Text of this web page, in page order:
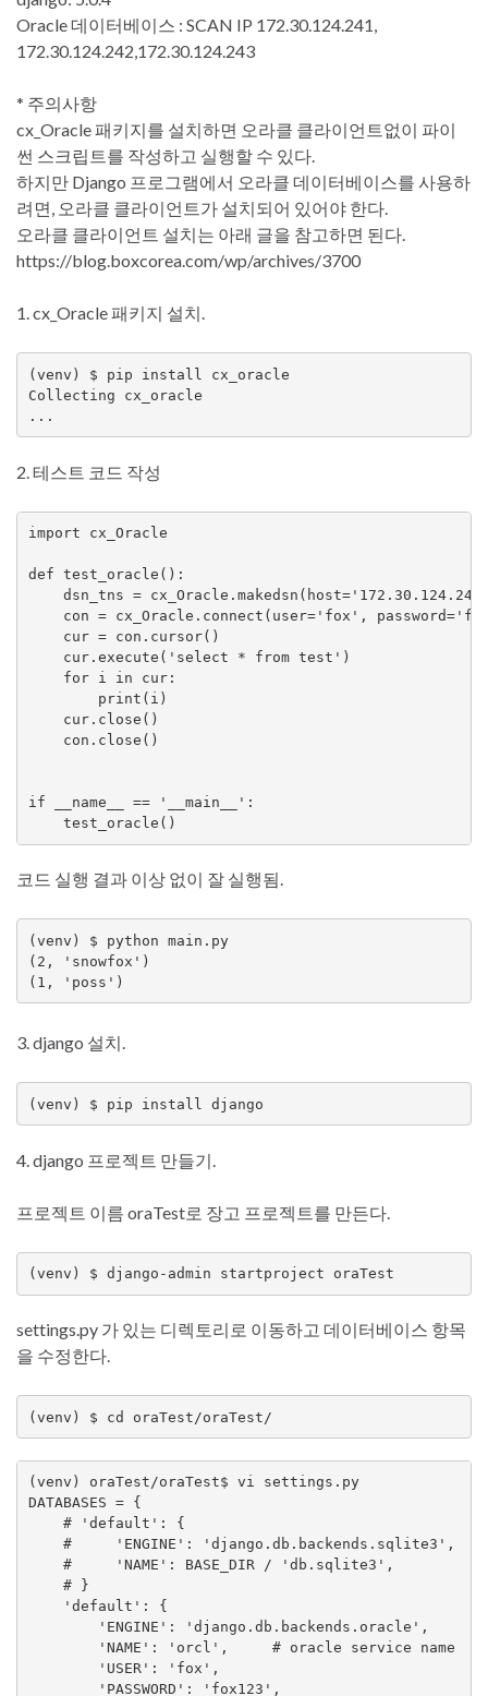
Oracle 데이터베이스 : SCAN IP 172.30.124.241,
172.30.124.242,172.30.124.243
* 주의사항
cx_Oracle 패키지를 설치하면 오라클 클라이언트없이 파이
썬 스크립트를 작성하고 실행할 수 있다.
하지만 Django 프로그램에서 오라클 데이터베이스를 사용하
려면, 오라클 클라이언트가 설치되어 있어야 한다.
오라클 클라이언트 설치는 아래 글을 참고하면 된다.
https://blog.boxcorea.com/wp/archives/3700
1. cx_Oracle 패키지 설치.
(venv) $ pip install cx_oracle
Collecting cx_oracle
2. 테스트 코드 작성
import cx_Oracle
def test_oracle():
dsn_tns =
con = cx_Oracle.connect(user='fox',
    cur = con.cursor()
    cur.execute('select * from test')
    for i in cur:
        print(i)
    cur.close()
    con.close()
if __name__ == '__main__':
    test_oracle()
코드 실행 결과 이상 없이 잘 실행됨.
(venv) $ python main.py
(2, 'snowfox')
3. django 설치.
(venv) $ pip install django
4. django 프로젝트 만들기.
프로젝트 이름 oraTest로 장고 프로젝트를 만든다.
(venv) $ django-admin startproject oraTest
settings.py 가 있는 디렉토리로 이동하고 데이터베이스 항목
을 수정한다.
(venv) $ cd oraTest/oraTest/
(venv) oraTest/oraTest$ vi settings.py
DATABASES = {
    # 'default': {
    #     'ENGINE': 'django.db.backends.sqlite3',
    #     'NAME': BASE_DIR / 'db.sqlite3',
    # }
    'default': {
        'ENGINE': 'django.db.backends.oracle',
        'NAME': 'orcl',     # oracle service name
        'USER': 'fox',
        'PASSWORD': 'fox123',